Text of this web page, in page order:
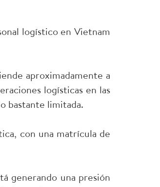
logístico en Vietnam
aproximadamente a
logísticas en las
bastante limitada.
con una matrícula de
generando una presión